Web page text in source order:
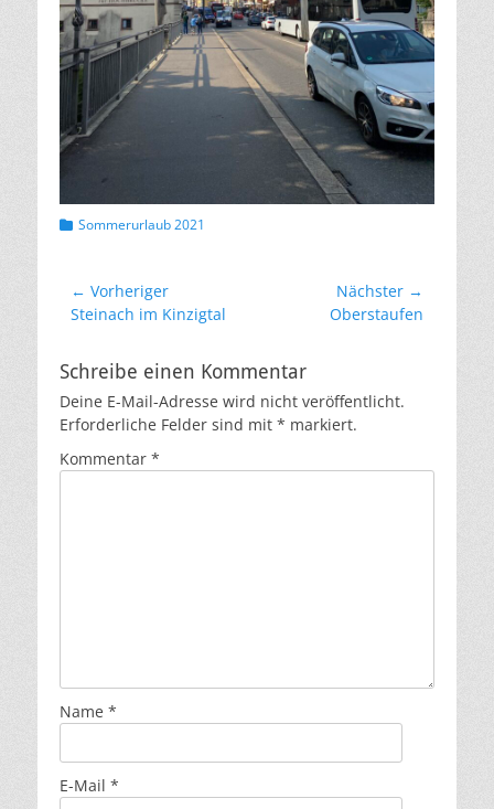
Kategorien
Sommerurlaub 2021
Beitrags-
Navigation
← Vorheriger
Vorheriger
Steinach im Kinzigtal
Nächster →
Oberstaufen
Schreibe einen Kommentar
Deine E-Mail-Adresse wird nicht veröffentlicht.
Erforderliche Felder sind mit * markiert.
Kommentar *
Name *
E-Mail *